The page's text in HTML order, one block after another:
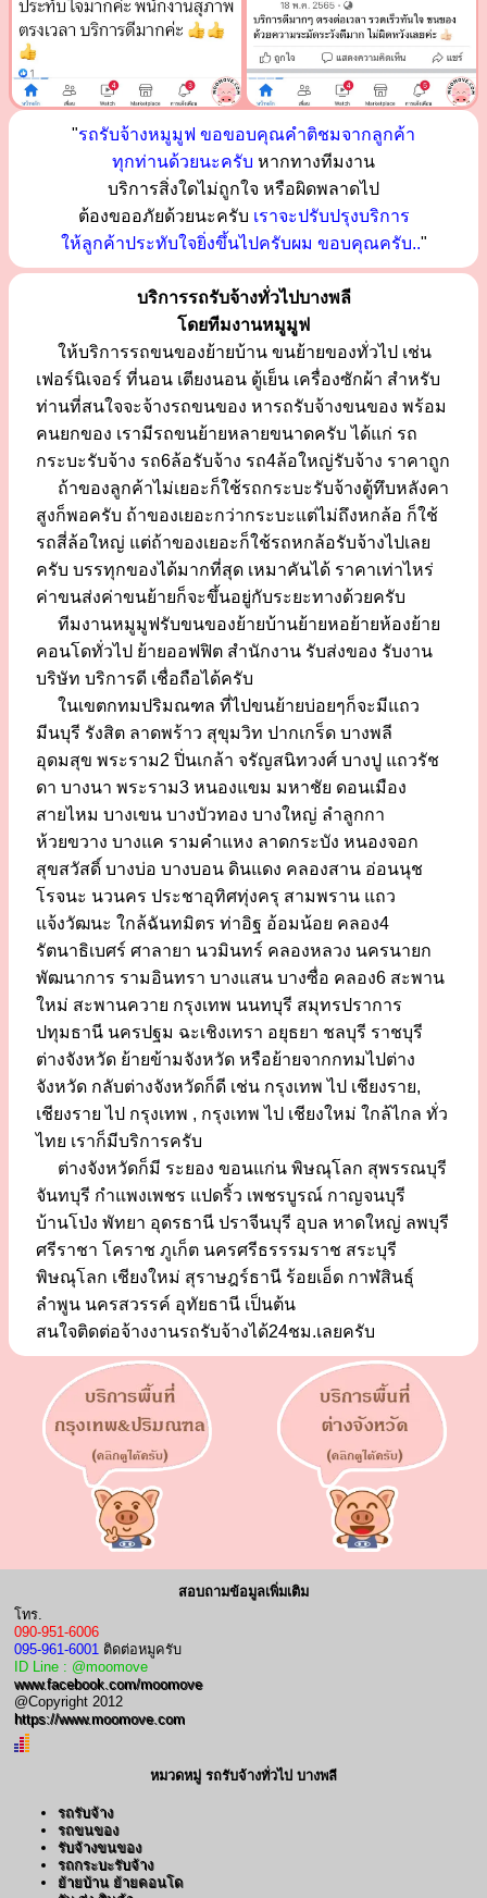
"รถรับจ้างหมูมูฟ ขอขอบคุณคำติชมจากลูกค้า
ทุกท่านด้วยนะครับ หากทางทีมงาน
บริการสิ่งใดไม่ถูกใจ หรือผิดพลาดไป
ต้องขออภัยด้วยนะครับ เราจะปรับปรุงบริการ
ให้ลูกค้าประทับใจยิ่งขึ้นไปครับผม ขอบคุณครับ.."
บริการรถรับจ้างทั่วไปบางพลี
โดยทีมงานหมูมูฟ
ให้บริการรถขนของย้ายบ้าน ขนย้ายของทั่วไป เช่น
เฟอร์นิเจอร์ ที่นอน เตียงนอน ตู้เย็น เครื่องซักผ้า สำหรับ
ท่านที่สนใจจะจ้างรถขนของ หารถรับจ้างขนของ พร้อม
คนยกของ เรามีรถขนย้ายหลายขนาดครับ ได้แก่ รถ
กระบะรับจ้าง รถ6ล้อรับจ้าง รถ4ล้อใหญ่รับจ้าง ราคาถูก
ถ้าของลูกค้าไม่เยอะก็ใช้รถกระบะรับจ้างตู้ทึบหลังคา
สูงก็พอครับ ถ้าของเยอะกว่ากระบะแต่ไม่ถึงหกล้อ ก็ใช้
รถสี่ล้อใหญ่ แต่ถ้าของเยอะก็ใช้รถหกล้อรับจ้างไปเลย
ครับ บรรทุกของได้มากที่สุด เหมาคันได้ ราคาเท่าไหร่
ค่าขนส่งค่าขนย้ายก็จะขึ้นอยู่กับระยะทางด้วยครับ
ทีมงานหมูมูฟรับขนของย้ายบ้านย้ายหอย้ายห้องย้าย
คอนโดทั่วไป ย้ายออฟฟิต สำนักงาน รับส่งของ รับงาน
บริษัท บริการดี เชื่อถือได้ครับ
ในเขตกทมปริมณฑล ที่ไปขนย้ายบ่อยๆก็จะมีแถว
มีนบุรี รังสิต ลาดพร้าว สุขุมวิท ปากเกร็ด บางพลี
อุดมสุข พระราม2 ปิ่นเกล้า จรัญสนิทวงศ์ บางปู แถวรัช
ดา บางนา พระราม3 หนองแขม มหาชัย ดอนเมือง
สายไหม บางเขน บางบัวทอง บางใหญ่ ลำลูกกา
ห้วยขวาง บางแค รามคำแหง ลาดกระบัง หนองจอก
สุขสวัสดิ์ บางบ่อ บางบอน ดินแดง คลองสาน อ่อนนุช
โรจนะ นวนคร ประชาอุทิศทุ่งครุ สามพราน แถว
แจ้งวัฒนะ ใกล้ฉันทมิตร ท่าอิฐ อ้อมน้อย คลอง4
รัตนาธิเบศร์ ศาลายา นวมินทร์ คลองหลวง นครนายก
พัฒนาการ รามอินทรา บางแสน บางซื่อ คลอง6 สะพาน
ใหม่ สะพานควาย กรุงเทพ นนทบุรี สมุทรปราการ
ปทุมธานี นครปฐม ฉะเชิงเทรา อยุธยา ชลบุรี ราชบุรี
ต่างจังหวัด ย้ายข้ามจังหวัด หรือย้ายจากกทมไปต่าง
จังหวัด กลับต่างจังหวัดก็ดี เช่น กรุงเทพ ไป เชียงราย,
เชียงราย ไป กรุงเทพ , กรุงเทพ ไป เชียงใหม่ ใกล้ไกล ทั่ว
ไทย เราก็มีบริการครับ
ต่างจังหวัดก็มี ระยอง ขอนแก่น พิษณุโลก สุพรรณบุรี
จันทบุรี กำแพงเพชร แปดริ้ว เพชรบูรณ์ กาญจนบุรี
บ้านโป่ง พัทยา อุดรธานี ปราจีนบุรี อุบล หาดใหญ่ ลพบุรี
ศรีราชา โคราช ภูเก็ต นครศรีธรรรมราช สระบุรี
พิษณุโลก เชียงใหม่ สุราษฎร์ธานี ร้อยเอ็ด กาฬสินธุ์
ลำพูน นครสวรรค์ อุทัยธานี เป็นต้น
สนใจติดต่อจ้างงานรถรับจ้างได้24ชม.เลยครับ
สอบถามข้อมูลเพิ่มเติม
โทร.
090-951-6006
095-961-6001 ติดต่อหมูครับ
ID Line : @moomove
www.facebook.com/moomove
@Copyright 2012
https://www.moomove.com
หมวดหมู่ รถรับจ้างทั่วไป บางพลี
รถรับจ้าง
รถขนของ
รับจ้างขนของ
รถกระบะรับจ้าง
ย้ายบ้าน ย้ายคอนโด